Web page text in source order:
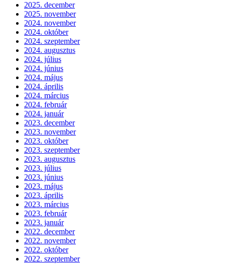
2025. december
2025. november
2024. november
2024. október
2024. szeptember
2024. augusztus
2024. július
2024. június
2024. május
2024. április
2024. március
2024. február
2024. január
2023. december
2023. november
2023. október
2023. szeptember
2023. augusztus
2023. július
2023. június
2023. május
2023. április
2023. március
2023. február
2023. január
2022. december
2022. november
2022. október
2022. szeptember